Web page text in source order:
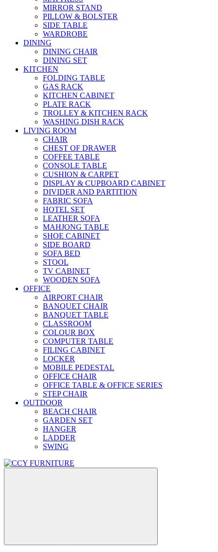
MIRROR STAND
PILLOW & BOLSTER
SIDE TABLE
WARDROBE
DINING
DINING CHAIR
DINING SET
KITCHEN
FOLDING TABLE
GAS RACK
KITCHEN CABINET
PLATE RACK
TROLLEY & KITCHEN RACK
WASHING DISH RACK
LIVING ROOM
CHAIR
CHEST OF DRAWER
COFFEE TABLE
CONSOLE TABLE
CUSHION & CARPET
DISPLAY & CUPBOARD CABINET
DIVIDER AND PARTITION
FABRIC SOFA
HOTEL SET
LEATHER SOFA
MAHJONG TABLE
SHOE CABINET
SIDE BOARD
SOFA BED
STOOL
TV CABINET
WOODEN SOFA
OFFICE
AIRPORT CHAIR
BANQUET CHAIR
BANQUET TABLE
CLASSROOM
COLOUR BOX
COMPUTER TABLE
FILING CABINET
LOCKER
MOBILE PEDESTAL
OFFICE CHAIR
OFFICE TABLE & OFFICE SERIES
STEP CHAIR
OUTDOOR
BEACH CHAIR
GARDEN SET
HANGER
LADDER
SWING